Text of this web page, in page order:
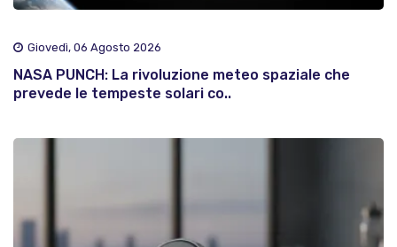
Giovedì, 06 Agosto 2026
NASA PUNCH: La rivoluzione meteo spaziale che
prevede le tempeste solari co..